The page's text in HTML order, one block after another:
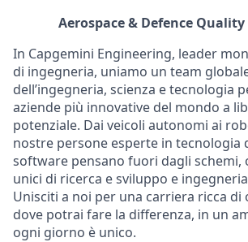
Aerospace & Defence
In Capgemini Engineering, leader
di ingegneria, uniamo un team
dell’ingegneria, scienza e tecnologia
aziende più innovative del mondo a
potenziale. Dai veicoli autonomi ai
nostre persone esperte in tecnologia
software pensano fuori dagli schemi,
unici di ricerca e sviluppo e
Unisciti a noi per una carriera ricca
dove potrai fare la differenza, in un
ogni giorno è unico.